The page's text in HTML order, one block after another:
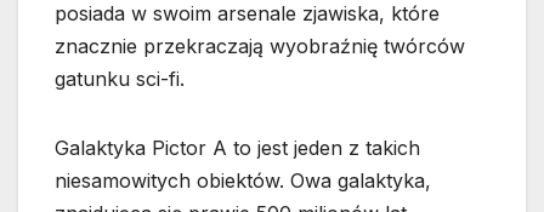
posiada w swoim arsenale zjawiska, które
znacznie przekraczają wyobraźnię twórców
gatunku sci-fi.
Galaktyka Pictor A to jest jeden z takich
niesamowitych obiektów. Owa galaktyka,